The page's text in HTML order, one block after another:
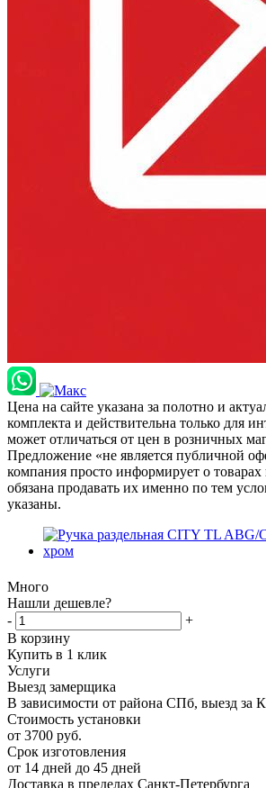
Цена на сайте указана за полотно и
комплекта и действительна только для
может отличаться от цен в розничных
Предложение «не является публичной
компания просто информирует о товарах
обязана продавать их именно по тем
указаны.
Много
Нашли дешевле?
-
+
В корзину
Купить в 1 клик
Услуги
Выезд замерщика
В зависимости от района СПб, выезд за
Стоимость установки
от 3700 руб.
Срок изготовления
от 14 дней до 45 дней
Доставка в пределах Санкт-Петербурга